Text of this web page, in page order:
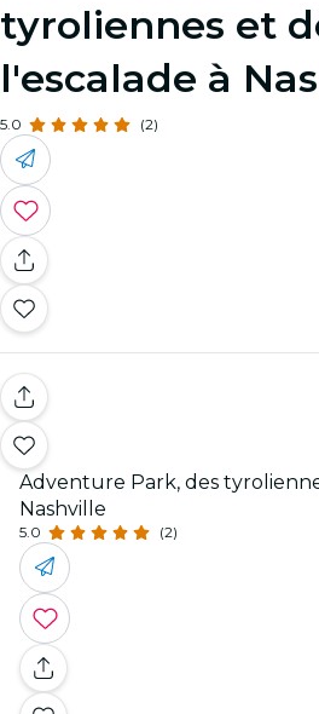
tyroliennes et
l'escalade à
5.0 (2)
Adventure Park, des
Nashville
5.0 (2)